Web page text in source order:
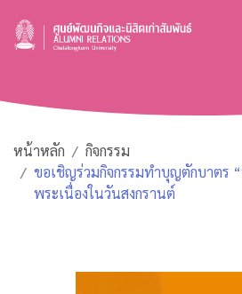
หน้าหลัก
กิจกรรม
ขอเชิญร่วมกิจกรรมทำบุญตักบาตร
พระเนื่องในวันสงกรานต์